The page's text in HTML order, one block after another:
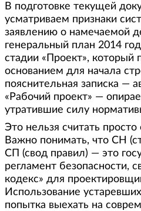
В подготовке текущей
усматриваем признаки
заявлению о намечаемой
генеральный план 2014
стадии «Проект», который
основанием для начала
пояснительная записка —
«Рабочий проект» —
утратившие силу
Это нельзя считать
Важно понимать, что СН
СП (свод правил) — это
регламент безопасности,
кодекс» для
Использование
попытка выехать на